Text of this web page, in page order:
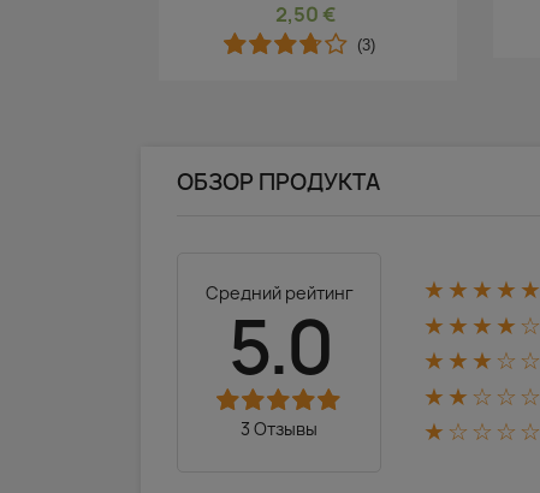
2,50 €
(3)
ОБЗОР ПРОДУКТА
Средний рейтинг
5.0
3 Отзывы
★★★★★
★★★★☆
★★★☆☆
★★☆☆☆
★☆☆☆☆